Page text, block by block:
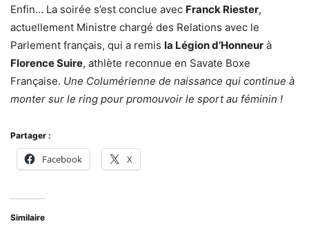
Enfin… La soirée s’est conclue avec Franck Riester,
actuellement Ministre chargé des Relations avec le
Parlement français, qui a remis la Légion d’Honneur à
Florence Suire, athlète reconnue en Savate Boxe
Française. Une Columérienne de naissance qui continue à
monter sur le ring pour promouvoir le sport au féminin !
Partager :
Facebook X
Similaire